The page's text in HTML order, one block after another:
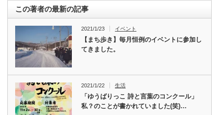
この著者の最新の記事
2021/1/23 イベント
【まち歩き】毎月恒例のイベントに参加し
てきました。
2021/1/22 生活
「ゆうばりっこ 詩と言葉のコンクール」
私？のことが書かれていました(笑)…